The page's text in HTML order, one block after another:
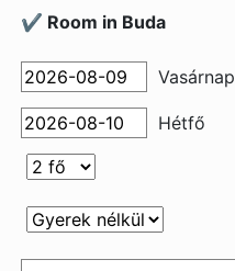
✔️ Room in Buda
Vasárnap
Hétfő